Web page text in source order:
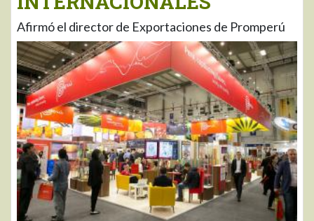
Afirmó el director de Exportaciones de Promperú